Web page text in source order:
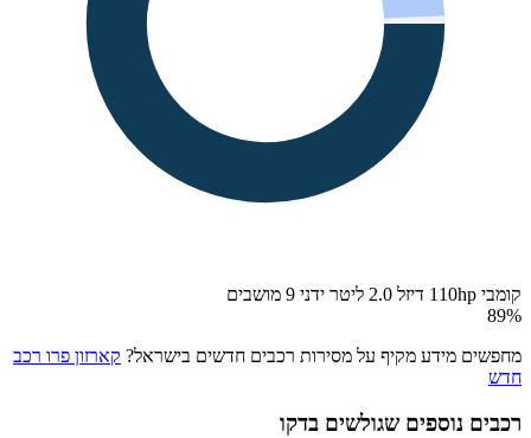
קומבי 110hp דיזל 2.0 ליטר ידני 9 מושבים
89%
מחפשים מידע מקיף על מסירות רכבים חדשים בישראל? קארזון פרו רכב
חדש
רכבים נוספים שגולשים בדקו